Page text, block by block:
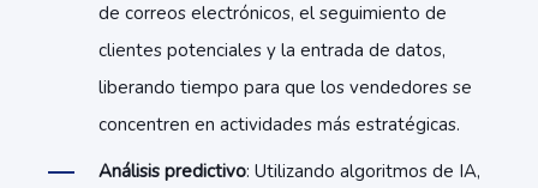
de correos electrónicos, el seguimiento de
clientes potenciales y la entrada de datos,
liberando tiempo para que los vendedores se
concentren en actividades más estratégicas.
Análisis predictivo: Utilizando algoritmos de IA,